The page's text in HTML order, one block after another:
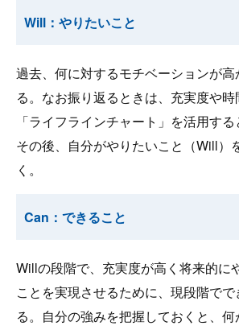
Will：やりたいこと
過去、何に対するモチベーションが
る。なお振り返るときは、充実度や
「ライフラインチャート」を活用する
その後、自分がやりたいこと（Will）
く。
Can：できること
Willの段階で、充実度が高く将来的に
ことを実現させるために、現段階でで
る。自分の強みを把握しておくと、